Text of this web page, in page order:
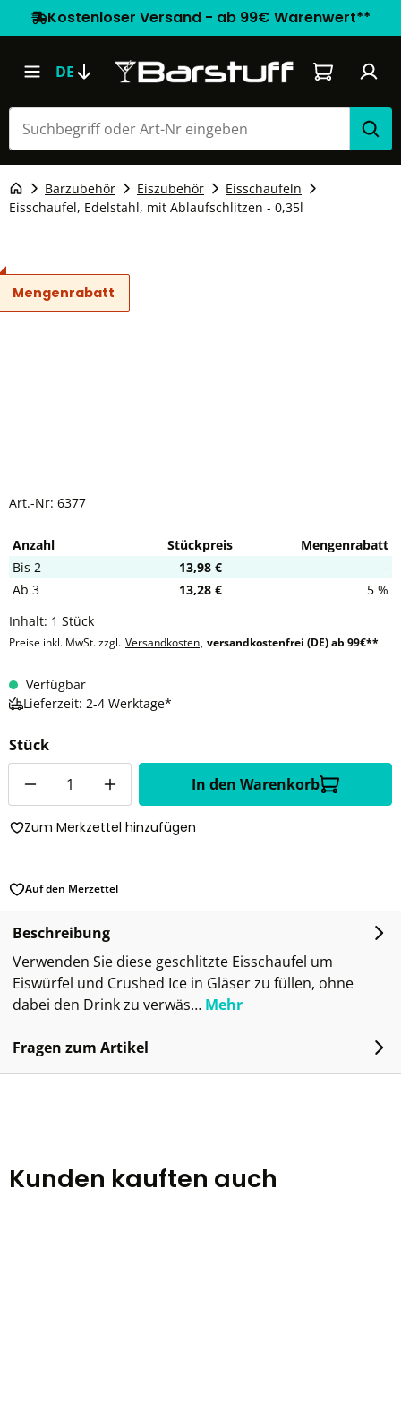
Kostenloser Versand - ab 99€ Warenwert**
DE Warenkorb
Barzubehör Eiszubehör
Eisschaufeln
Eisschaufel, Edelstahl, mit Ablaufschlitzen - 0,35l
Mengenrabatt
Art.-Nr: 6377
Anzahl Stückpreis
Mengenrabatt
Bis 2 13,98 €
–
Ab 3 13,28 €
5 %
Inhalt: 1 Stück
Preise inkl. MwSt. zzgl. Versandkosten, versandkostenfrei (DE) ab 99€**
Verfügbar
Lieferzeit: 2-4 Werktage*
Stück
In den Warenkorb
Zum Merkzettel hinzufügen
Auf den Merzettel
Beschreibung
Verwenden Sie diese geschlitzte Eisschaufel um
Eiswürfel und Crushed Ice in Gläser zu füllen, ohne
dabei den Drink zu verwäs… Mehr
Fragen zum Artikel
Kunden kauften auch